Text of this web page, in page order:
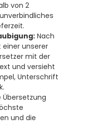
von 2
Nach
einer unserer
mit der
und versieht
Unterschrift
Übersetzung
und die